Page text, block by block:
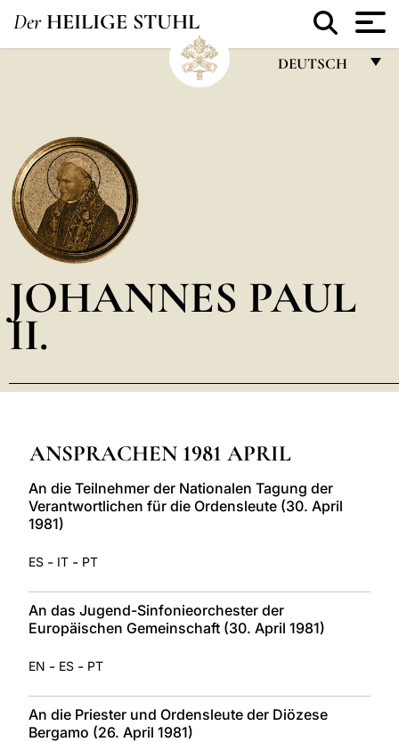
Der HEILIGE STUHL
DEUTSCH
POLSKI
JOHANNES PAUL
II.
ANSPRACHEN 1981 APRIL
An die Teilnehmer der Nationalen Tagung der
Verantwortlichen für die Ordensleute (30. April
1981)
ES - IT - PT
An das Jugend-Sinfonieorchester der
Europäischen Gemeinschaft (30. April 1981)
EN - ES - PT
An die Priester und Ordensleute der Diözese
Bergamo (26. April 1981)